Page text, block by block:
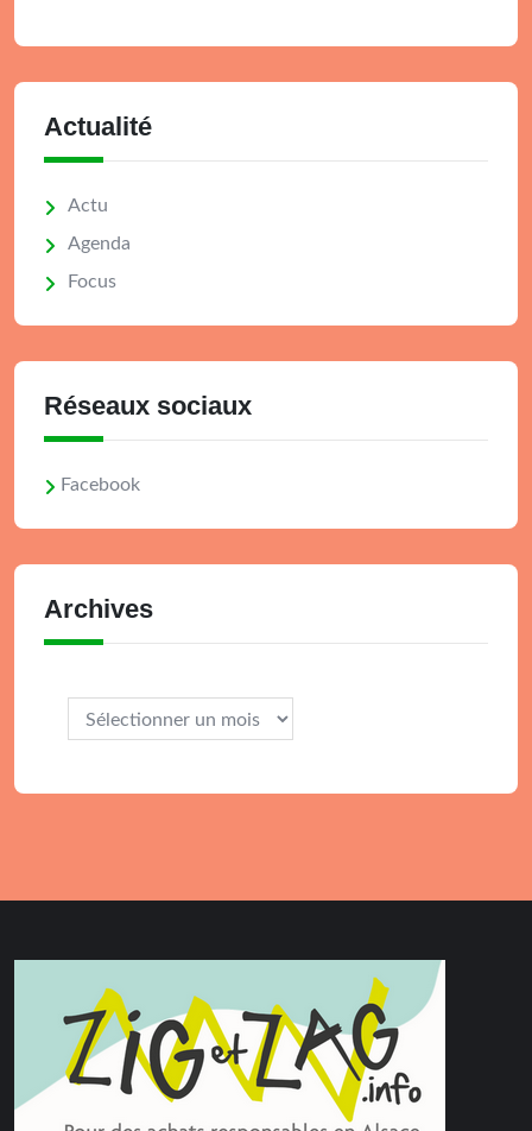
Actualité
Actu
Agenda
Focus
Réseaux sociaux
Facebook
Archives